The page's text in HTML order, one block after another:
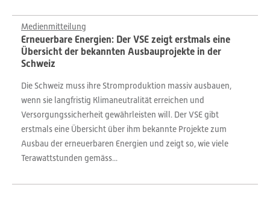
Medienmitteilung
Erneuerbare Energien: Der VSE zeigt erstmals eine
Übersicht der bekannten Ausbauprojekte in der
Schweiz
Die Schweiz muss ihre Stromproduktion massiv ausbauen,
wenn sie langfristig Klimaneutralität erreichen und
Versorgungssicherheit gewährleisten will. Der VSE gibt
erstmals eine Übersicht über ihm bekannte Projekte zum
Ausbau der erneuerbaren Energien und zeigt so, wie viele
Terawattstunden gemäss...